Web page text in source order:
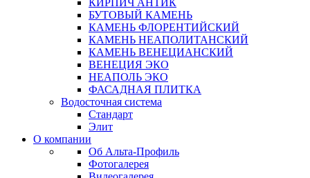
КИРПИЧ АНТИК
БУТОВЫЙ КАМЕНЬ
КАМЕНЬ ФЛОРЕНТИЙСКИЙ
КАМЕНЬ НЕАПОЛИТАНСКИЙ
КАМЕНЬ ВЕНЕЦИАНСКИЙ
ВЕНЕЦИЯ ЭКО
НЕАПОЛЬ ЭКО
ФАСАДНАЯ ПЛИТКА
Водосточная система
Стандарт
Элит
О компании
Об Альта-Профиль
Фотогалерея